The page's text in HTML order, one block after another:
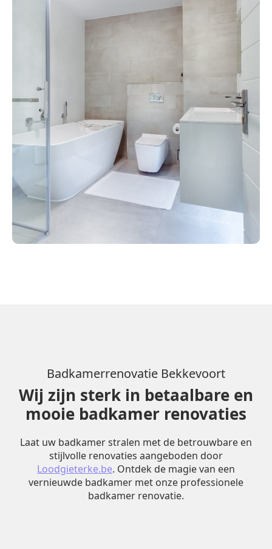
Badkamerrenovatie Bekkevoort
Wij zijn sterk in betaalbare en
mooie badkamer renovaties
Laat uw badkamer stralen met de betrouwbare en
stijlvolle renovaties aangeboden door
Loodgieterke.be. Ontdek de magie van een
vernieuwde badkamer met onze professionele
badkamer renovatie.